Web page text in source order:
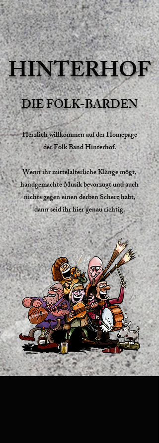
HINTERHOF
DIE FOLK-BARDEN
Herzlich willkommen auf der Homepage
der Folk Band Hinterhof.
​Wenn ihr mittelalterliche Klänge mögt,
handgemachte Musik bevorzugt und auch
nichts gegen einen derben Scherz habt,
dann seid ihr hier genau richtig.